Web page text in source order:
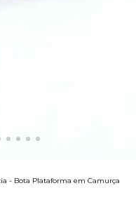
- Bota Plataforma em Camurça